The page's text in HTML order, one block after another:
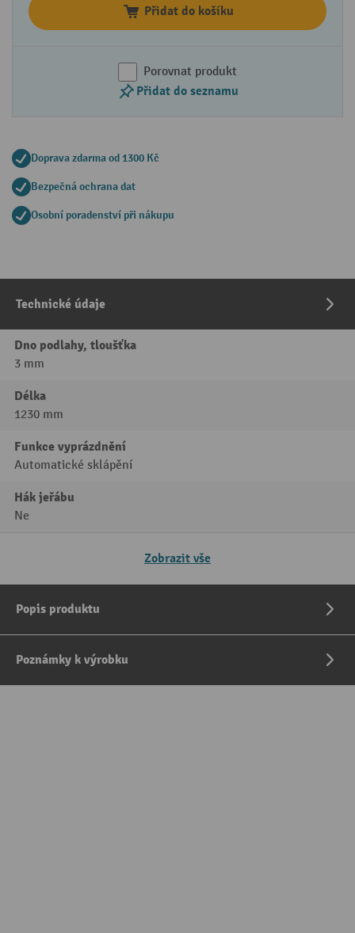
Přidat do košíku
Porovnat produkt
Přidat do seznamu
Doprava zdarma od 1300 Kč
Bezpečná ochrana dat
Osobní poradenství při nákupu
Technické údaje
Dno podlahy, tloušťka
3 mm
Délka
1230 mm
Funkce vyprázdnění
Automatické sklápění
Hák jeřábu
Ne
Zobrazit vše
Popis produktu
Poznámky k výrobku